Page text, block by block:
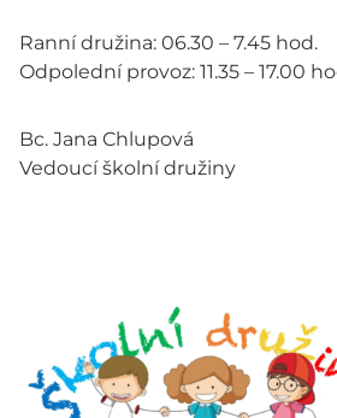
Ranní družina: 06.30 – 7.45 hod.
Odpolední provoz: 11.35 – 17.00
Bc. Jana Chlupová
Vedoucí školní družiny